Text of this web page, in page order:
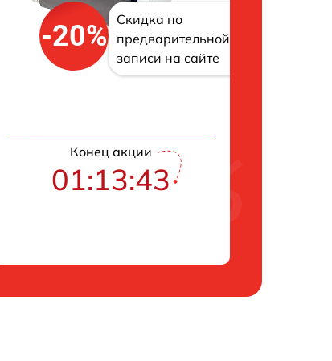
-20%
Скидка по
предварительной
записи на сайте
Конец акции
01:13:42